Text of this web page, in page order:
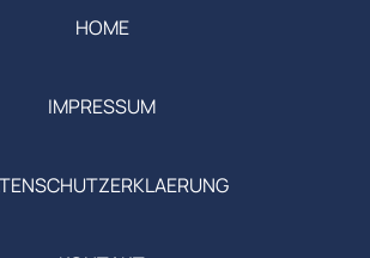
HOME
IMPRESSUM